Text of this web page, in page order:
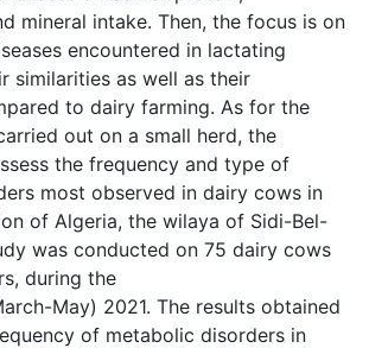
mineral intake. Then, the focus is on
encountered in lactating
similarities as well as their
to dairy farming. As for the
out on a small herd, the
the frequency and type of
most observed in dairy cows in
of Algeria, the wilaya of Sidi-Bel-
was conducted on 75 dairy cows
during the
May) 2021. The results obtained
of metabolic disorders in